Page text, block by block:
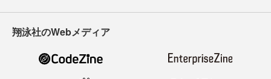
翔泳社のWebメディア